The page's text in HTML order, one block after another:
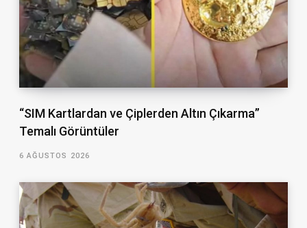
“SIM Kartlardan ve Çiplerden Altın Çıkarma”
Temalı Görüntüler
6 AĞUSTOS 2026